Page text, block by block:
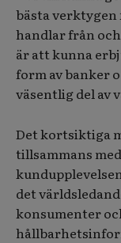
bästa
handlar från
är att kunna
form av banker
väsentlig del av
Det kortsiktiga
tillsammans
det
konsumenter